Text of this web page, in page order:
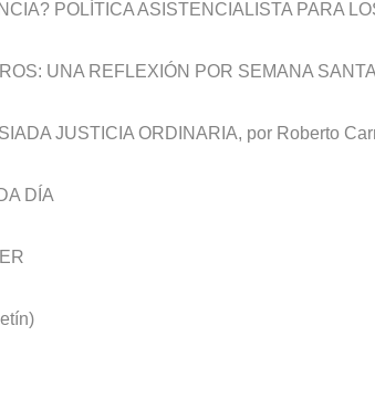
POLÍTICA ASISTENCIALISTA PARA
UNA REFLEXIÓN POR SEMANA SANTA
JUSTICIA ORDINARIA, por Roberto
DÍA